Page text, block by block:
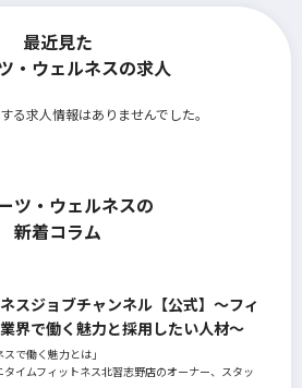
最近見た
・ウェルネスの求人
る求人情報はありませんでした。
ツ・ウェルネスの
新着コラム
スジョブチャンネル【公式】～フィ
界で働く魅力と採用したい人材～
スで働く魅力とは」
タイムフィットネス北習志野店のオーナー、スタッ